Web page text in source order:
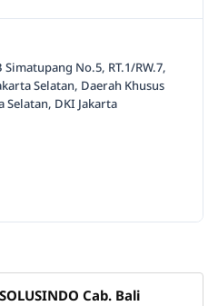
No.5, RT.1/RW.7,
Selatan, Daerah Khusus
Selatan, DKI Jakarta
Cab. Bali